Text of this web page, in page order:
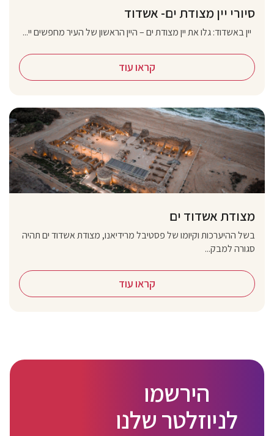
סיורי יין מצודת ים- אשדוד
יין באשדוד: גלו את יין מצודת ים – היין הראשון של העיר מחפשים יי...
קראו עוד
מצודת אשדוד ים
בשל ההיערכות וקיומו של פסטיבל מרידיאנו, מצודת אשדוד ים תהיה
סגורה למבק...
קראו עוד
הירשמו
לניוזלטר שלנו